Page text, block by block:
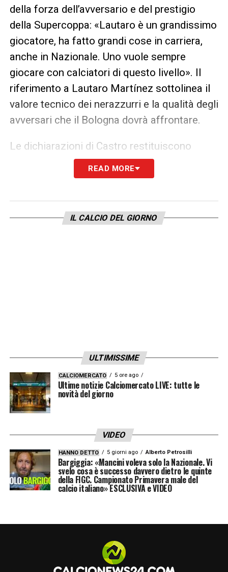
della forza dell’avversario e del prestigio
della Supercoppa: «Lautaro è un grandissimo
giocatore, ha fatto grandi cose in carriera,
anche in Nazionale. Uno vuole sempre
giocare con calciatori di questo livello». Il
riferimento a Lautaro Martínez sottolinea il
valore tecnico dei nerazzurri e la qualità degli
avversari che il Bologna dovrà affrontare.
Le dichiarazioni di Castro restituiscono
l’immagine di un Bologna concentrato,
maturo e pronto ad affrontare una partita
Bologna-Inter, la squadra di Vincenzo
Italiano dovrà alzare il livello sotto tutti i
della Supercoppa offrirà ai rossoblù
l’occasione di misurarsi con una delle
formazioni più forti del campionato.
LEGGI LE ULTIMISSIME DELLA SERIE A
LA PLAYLIST DELLE NOSTRE TOP NEWS
READ MORE
IL CALCIO DEL GIORNO
ULTIMISSIME
CALCIOMERCATO 5 ore ago
Ultime notizie Calciomercato LIVE: tutte le
novità del giorno
VIDEO
HANNO DETTO 5 giorni ago Alberto Petrosilli
Bargiggia: «Mancini voleva solo la Nazionale. Vi
svelo cosa è successo davvero dietro le quinte
della FIGC. Campionato Primavera male del
calcio italiano» ESCLUSIVA e VIDEO